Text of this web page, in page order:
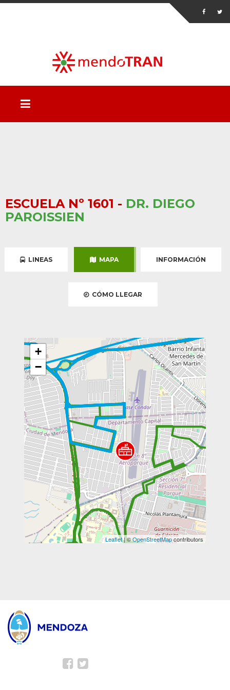
ESCUELA Nº 1601 - DR. DIEGO
PAROISSIEN
LINEAS MAPA INFORMACIÓN
CÓMO LLEGAR
+
−
Leaflet| ©OpenStreetMapcontributors